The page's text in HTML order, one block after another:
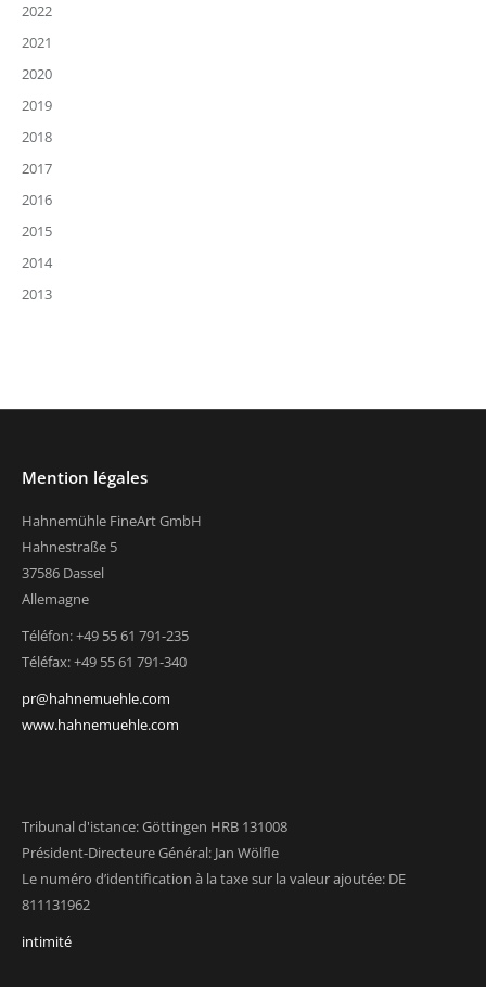
2022
2021
2020
2019
2018
2017
2016
2015
2014
2013
Mention légales
Hahnemühle FineArt GmbH
Hahnestraße 5
37586 Dassel
Allemagne
Téléfon: +49 55 61 791-235
Téléfax: +49 55 61 791-340
pr@hahnemuehle.com
www.hahnemuehle.com
Tribunal d'istance: Göttingen HRB 131008
Président-Directeure Général: Jan Wölfle
Le numéro d’identification à la taxe sur la valeur ajoutée: DE
811131962
intimité